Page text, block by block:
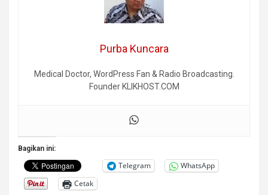
Purba Kuncara
Medical Doctor, WordPress Fan & Radio Broadcasting.
Founder KLIKHOST.COM
Bagikan ini:
Telegram
WhatsApp
Cetak